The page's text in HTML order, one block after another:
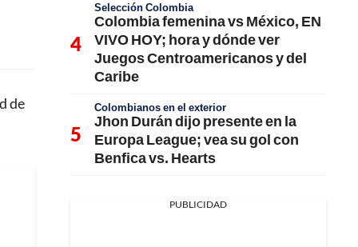
de
Selección Colombia
Colombia femenina vs México, EN
VIVO HOY; hora y dónde ver
Juegos Centroamericanos y del
Caribe
Colombianos en el exterior
Jhon Durán dijo presente en la
Europa League; vea su gol con
Benfica vs. Hearts
PUBLICIDAD